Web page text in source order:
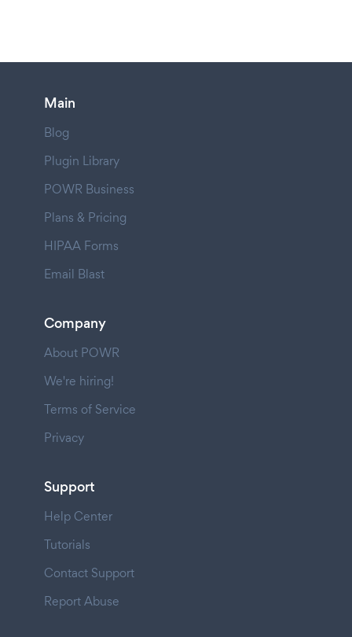
Main
Blog
Plugin Library
POWR Business
Plans & Pricing
HIPAA Forms
Email Blast
Company
About POWR
We're hiring!
Terms of Service
Privacy
Support
Help Center
Tutorials
Contact Support
Report Abuse